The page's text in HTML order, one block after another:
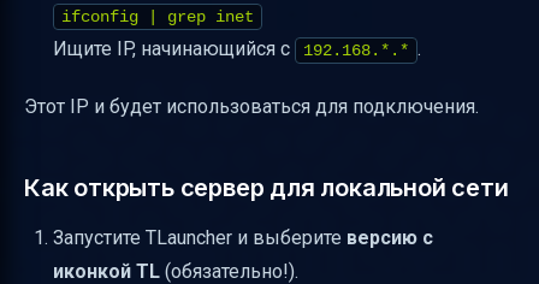
ifconfig | grep inet
Ищите IP, начинающийся с 192.168.*.* .
Этот IP и будет использоваться для подключения.
Как открыть сервер для локальной сети
Запустите TLauncher и выберите версию с
иконкой TL (обязательно!).